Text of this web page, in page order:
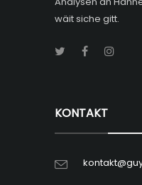
wäit siche gitt.
KONTAKT